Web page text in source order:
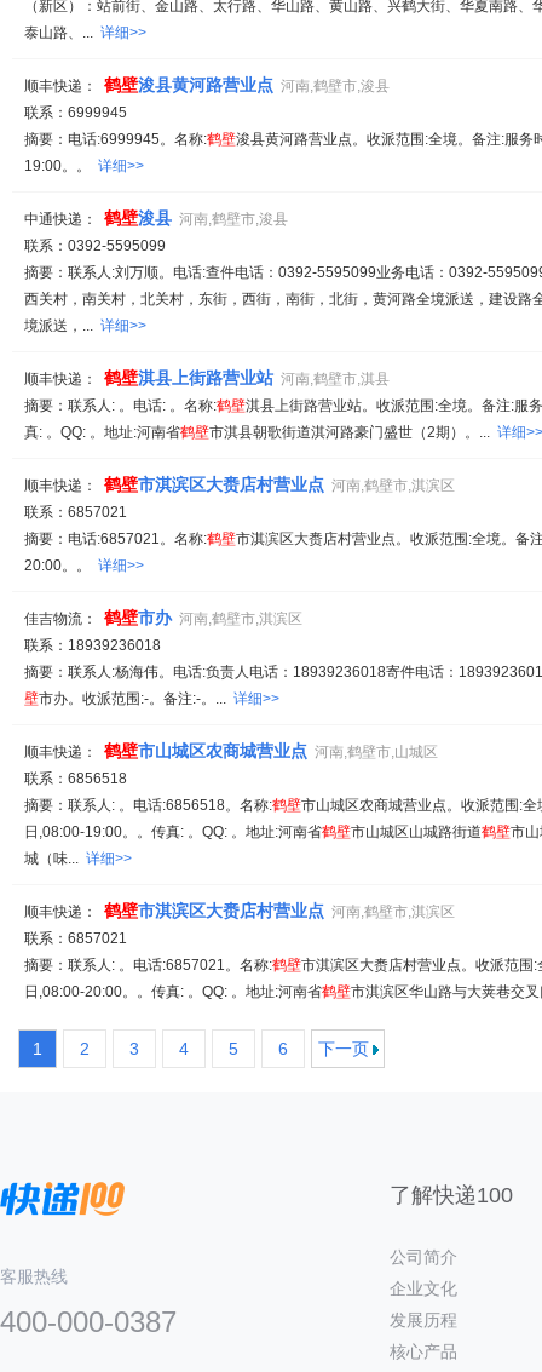
（新区）：站前街、金山路、太行路、华山路、黄山路、兴鹤大街、华夏南路
泰山路、... 详细>>
顺丰快递： 鹤壁浚县黄河路营业点 河南,鹤壁市,浚县
联系：6999945
摘要：电话:6999945。名称:鹤壁浚县黄河路营业点。收派范围:全境。备注:服务
19:00。。 详细>>
中通快递： 鹤壁浚县 河南,鹤壁市,浚县
联系：0392-5595099
摘要：联系人:刘万顺。电话:查件电话：0392-5595099业务电话：0392-
西关村，南关村，北关村，东街，西街，南街，北街，黄河路全境派送，建设路
境派送，... 详细>>
顺丰快递： 鹤壁淇县上街路营业站 河南,鹤壁市,淇县
摘要：联系人: 。电话: 。名称:鹤壁淇县上街路营业站。收派范围:全境。备注:服
真: 。QQ: 。地址:河南省鹤壁市淇县朝歌街道淇河路豪门盛世（2期）。... 详细>>
顺丰快递： 鹤壁市淇滨区大赉店村营业点 河南,鹤壁市,淇滨区
联系：6857021
摘要：电话:6857021。名称:鹤壁市淇滨区大赉店村营业点。收派范围:全境。备
20:00。。 详细>>
佳吉物流： 鹤壁市办 河南,鹤壁市,淇滨区
联系：18939236018
摘要：联系人:杨海伟。电话:负责人电话：18939236018寄件电话：
壁市办。收派范围:-。备注:-。... 详细>>
顺丰快递： 鹤壁市山城区农商城营业点 河南,鹤壁市,山城区
联系：6856518
摘要：联系人: 。电话:6856518。名称:鹤壁市山城区农商城营业点。收派范围:
日,08:00-19:00。。传真: 。QQ: 。地址:河南省鹤壁市山城区山城路街道鹤壁市
城（味... 详细>>
顺丰快递： 鹤壁市淇滨区大赉店村营业点 河南,鹤壁市,淇滨区
联系：6857021
摘要：联系人: 。电话:6857021。名称:鹤壁市淇滨区大赉店村营业点。收派范围
日,08:00-20:00。。传真: 。QQ: 。地址:河南省鹤壁市淇滨区华山路与大荚巷交
1 2 3 4 5 6 下一页
客服热线
400-000-0387
了解快递100
公司简介
企业文化
发展历程
核心产品